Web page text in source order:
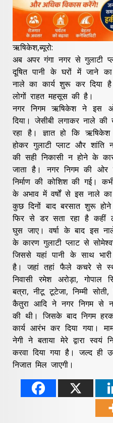
ऋषिकेश,ब्यूरो:
अब अपर गंगा नगर से गुलाटी
दूषित पानी के घरों में जाने
नाले का कार्य शुरू कर दिया
लोगों राहत महसूस की है।
नगर निगम ऋषिकेश ने इस
दिया। जेसीबी लगाकर नाले की
रहा है। ज्ञात हो कि
होकर गुलाटी प्लाट और
की सही निकासी न होने के
जाता है। नगर निगम की
निर्माण की कोशिश की गई।
के अभाव में वर्षों से इस नाले का
कुछ दिनों बाद बरसात शुरू
फिर से डर सता रहा है कहीं
घुस जाए। वर्षा के बाद इस
के कारण गुलाटी प्लाट से
जिससे यहां पानी के साथ
है। जहां तहां फैले कचरे से
निवासी रमेश अरोड़ा, गोपाल
बत्रा, नीटू टूटेजा, निम्मी
कैतुरा आदि ने नगर निगम से
की थी। जिसके बाद निगम
कार्य आरंभ कर दिया गया।
नेगी ने बताया मेरे द्वारा स्वयं
करवा दिया गया है। जल्द ही
निजात मिल जाएगी।